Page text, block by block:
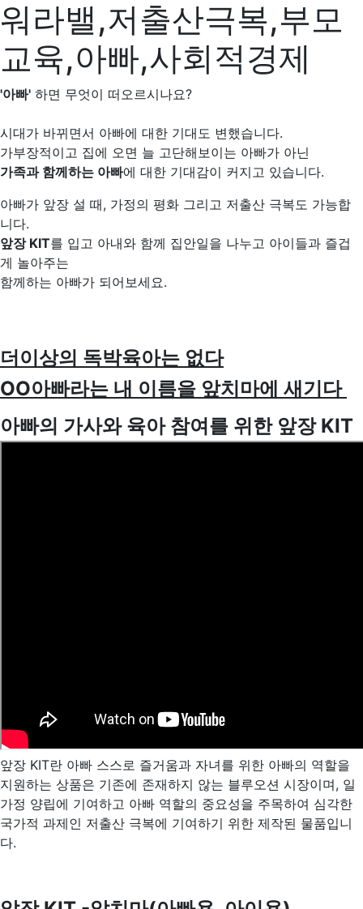
워라밸,저출산극복,부모
교육,아빠,사회적경제
'아빠' 하면 무엇이 떠오르시나요?
시대가 바뀌면서 아빠에 대한 기대도 변했습니다.
가부장적이고 집에 오면 늘 고단해보이는 아빠가 아닌
가족과 함께하는 아빠에 대한 기대감이 커지고 있습니다.
아빠가 앞장 설 때, 가정의 평화 그리고 저출산 극복도 가능합
니다.
앞장 KIT를 입고 아내와 함께 집안일을 나누고 아이들과 즐겁
게 놀아주는
함께하는 아빠가 되어보세요.
더이상의 독박육아는 없다
OO아빠라는 내 이름을 앞치마에 새기다
아빠의 가사와 육아 참여를 위한 앞장 KIT
앞장 KIT란 아빠 스스로 즐거움과 자녀를 위한 아빠의 역할을
지원하는 상품은 기존에 존재하지 않는 블루오션 시장이며, 일
가정 양립에 기여하고 아빠 역할의 중요성을 주목하여 심각한
국가적 과제인 저출산 극복에 기여하기 위한 제작된 물품입니
다.